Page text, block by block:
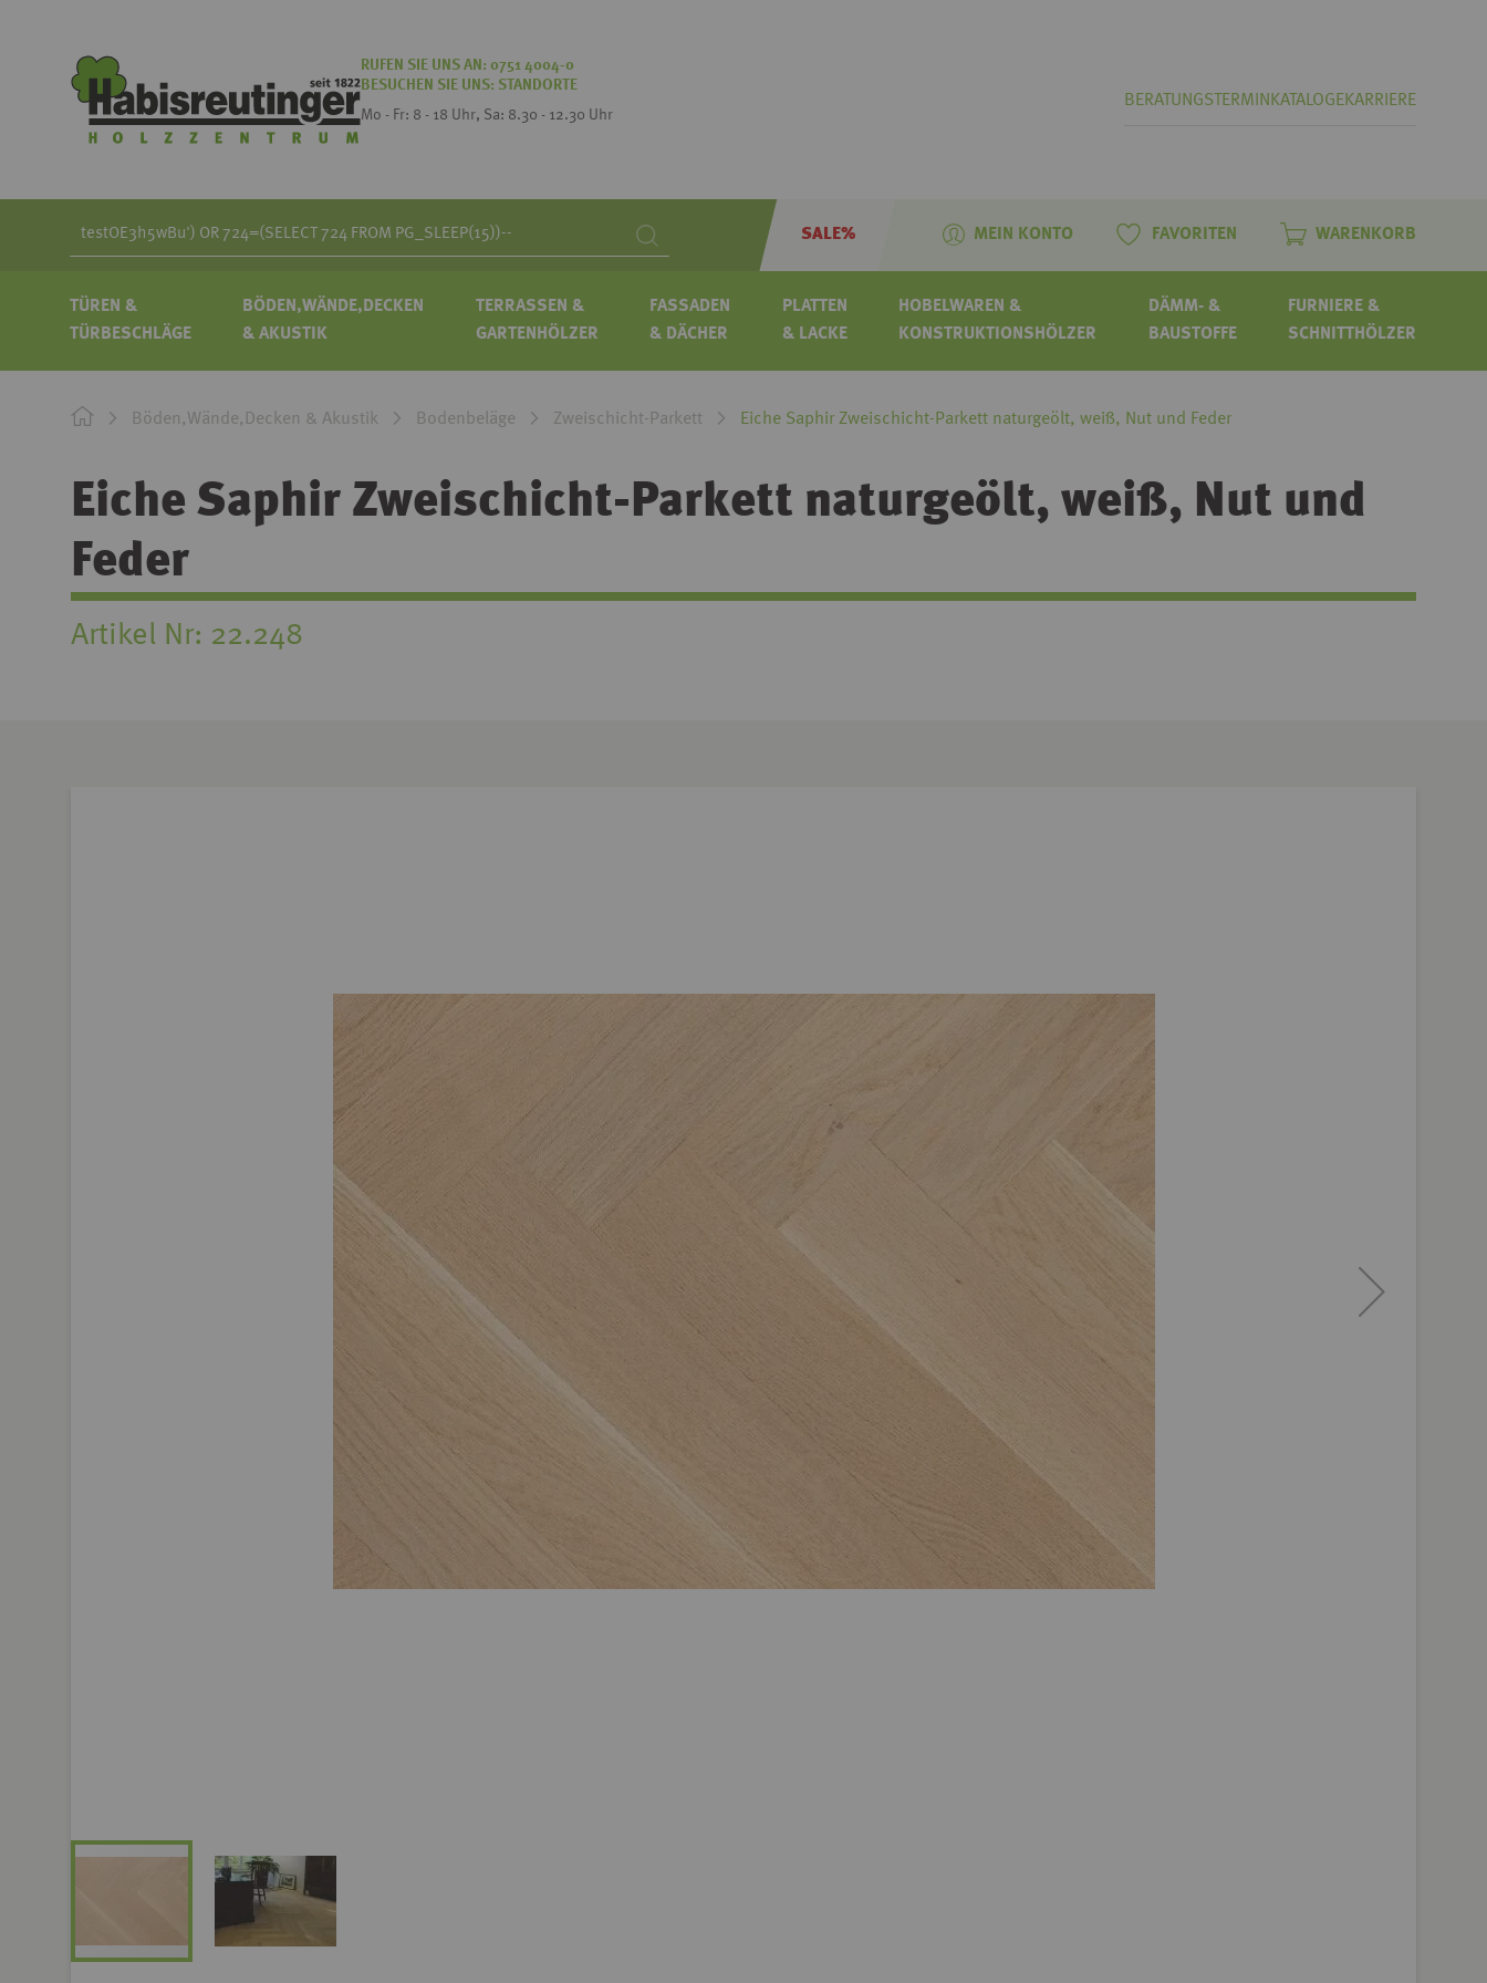
RUFEN SIE UNS AN: 0751 4004-0
BESUCHEN SIE UNS: STANDORTE
Mo - Fr: 8 - 18 Uhr, Sa: 8.30 - 12.30 Uhr
BERATUNGSTERMIN KATALOGEKARRIERE
Search
SALE% MEIN KONTO FAVORITEN WARENKORB
TÜREN &
TÜRBESCHLÄGE
BÖDEN,WÄNDE,DECKEN
& AKUSTIK
TERRASSEN &
GARTENHÖLZER
FASSADEN
& DÄCHER
PLATTEN
& LACKE
HOBELWAREN &
KONSTRUKTIONSHÖLZER
DÄMM- &
BAUSTOFFE
FURNIERE &
SCHNITTHÖLZER
Böden,Wände,Decken & Akustik Bodenbeläge Zweischicht-Parkett Eiche Saphir Zweischicht-Parkett naturgeölt, weiß, Nut und Feder
Eiche Saphir Zweischicht-Parkett naturgeölt, weiß, Nut und
Feder
Artikel Nr 22.248